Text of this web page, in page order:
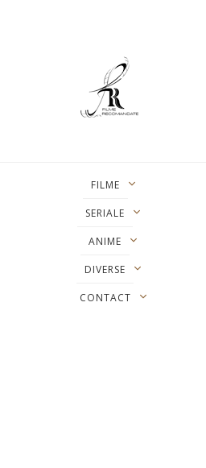
FILME
SERIALE
ANIME
DIVERSE
CONTACT